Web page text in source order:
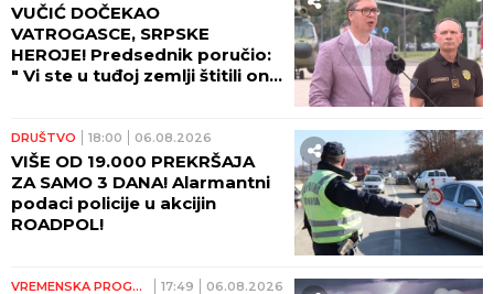
VUČIĆ DOČEKAO
VATROGASCE, SRPSKE
HEROJE! Predsednik poručio:
" Vi ste u tuđoj zemlji štitili ono
DRUŠTVO 18:00 06.08.2026
VIŠE OD 19.000 PREKRŠAJA
ZA SAMO 3 DANA! Alarmantni
podaci policije u akcijin
ROADPOL!
VREMENSKA PROGNOZA 17:49 06.08.2026